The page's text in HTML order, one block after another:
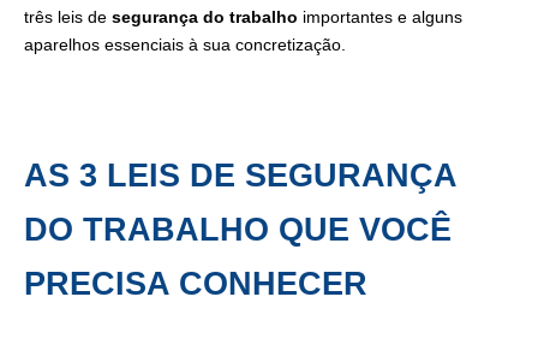
três leis de segurança do trabalho importantes e alguns
aparelhos essenciais à sua concretização.
AS 3 LEIS DE SEGURANÇA
DO TRABALHO QUE VOCÊ
PRECISA CONHECER